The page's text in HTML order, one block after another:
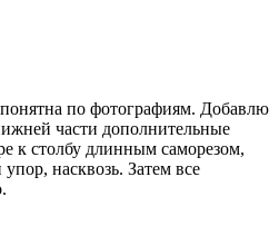
по фотографиям. Добавлю
части дополнительные
к столбу длинным саморезом,
насквозь. Затем все